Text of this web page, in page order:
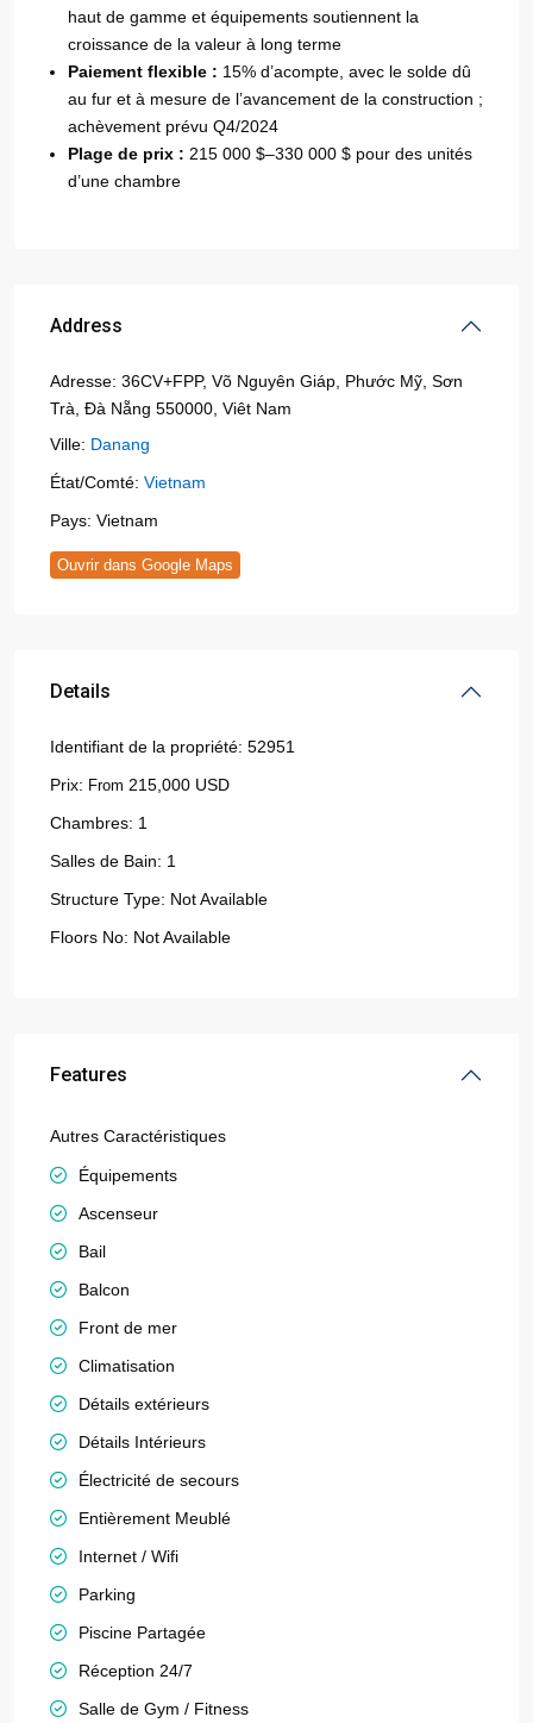
haut de gamme et équipements soutiennent la
croissance de la valeur à long terme
Paiement flexible : 15% d’acompte, avec le solde dû
au fur et à mesure de l’avancement de la construction ;
achèvement prévu Q4/2024
Plage de prix : 215 000 $–330 000 $ pour des unités
d’une chambre
Address
Adresse: 36CV+FPP, Võ Nguyên Giáp, Phước Mỹ, Sơn
Trà, Đà Nẵng 550000, Viêt Nam
Ville: Danang
État/Comté: Vietnam
Pays: Vietnam
Ouvrir dans Google Maps
Details
Identifiant de la propriété: 52951
Prix: From 215,000 USD
Chambres: 1
Salles de Bain: 1
Structure Type: Not Available
Floors No: Not Available
Features
Autres Caractéristiques
Équipements
Ascenseur
Bail
Balcon
Front de mer
Climatisation
Détails extérieurs
Détails Intérieurs
Électricité de secours
Entièrement Meublé
Internet / Wifi
Parking
Piscine Partagée
Réception 24/7
Salle de Gym / Fitness